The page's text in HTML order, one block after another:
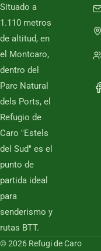
Situado a
1.110 metros
de altitud, en
el Montcaro,
dentro del
Parc Natural
dels Ports, el
Refugio de
Caro "Estels
del Sud" es el
punto de
partida ideal
para
senderismo y
rutas BTT.
© 2026 Refugi de Caro